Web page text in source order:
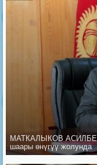
МАТКАЛЫКОВ
шаары өнүгүү жолунда